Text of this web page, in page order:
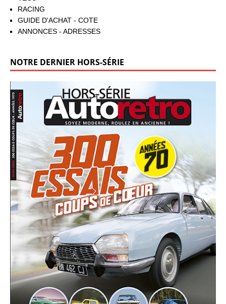
RACING
GUIDE D'ACHAT - COTE
ANNONCES - ADRESSES
NOTRE DERNIER HORS-SÉRIE